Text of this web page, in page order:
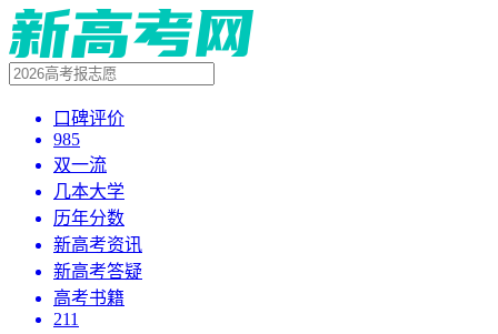
口碑评价
985
双一流
几本大学
历年分数
新高考资讯
新高考答疑
高考书籍
211